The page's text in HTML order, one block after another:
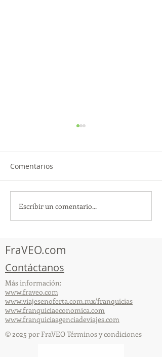
TourTravelynByFraveo
participó en la
Comentarios
Escribir un comentario...
FraVEO.com
Contáctanos
Más información:
www.fraveo.com
www.viajesenoferta.com.mx/franquicias
www.franquiciaeconomica.com
www.franquiciaagenciadeviajes.com
© 2025 por FraVEO Términos y condiciones